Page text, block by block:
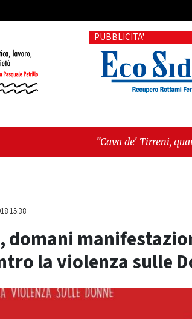
PUBBLICITA'
"Cava de' Tirreni, quando la burocrazia
15:38
domani
la violenza sulle